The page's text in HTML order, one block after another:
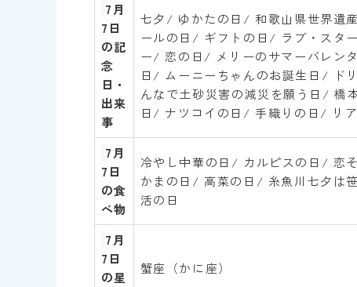
7月
7日
の記
念
日・
出来
事
七夕/ ゆかたの日/ 和歌山県世界遺
ールの日/ ギフトの日/ ラブ・スタ
ー/ 恋の日/ メリーのサマーバレン
日/ ムーニーちゃんのお誕生日/ ド
んなで土砂災害の減災を願う日/ 橋
日/ ナツコイの日/ 手織りの日/ リ
7月
7 日
の食
べ物
冷やし中華の日/ カルピスの日/ 恋
かまの日/ 高菜の日/ 糸魚川七夕は
活の日
7月
7 日
の星
蟹座（かに座）